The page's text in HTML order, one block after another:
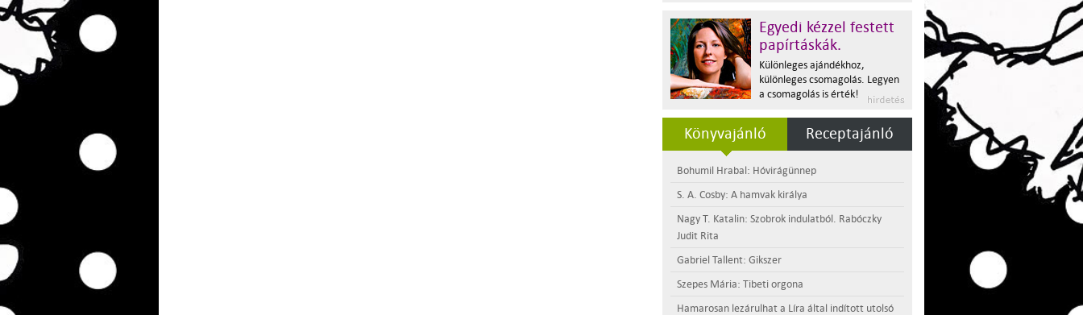
Egyedi kézzel festett
papírtáskák.
Különleges ajándékhoz,
különleges csomagolás. Legyen
a csomagolás is érték!
Könyvajánló Receptajánló
Bohumil Hrabal: Hóvirágünnep
S. A. Cosby: A hamvak királya
Nagy T. Katalin: Szobrok indulatból. Rabóczky
Judit Rita
Gabriel Tallent: Gikszer
Szepes Mária: Tibeti orgona
Hamarosan lezárulhat a Líra által indított utolsó